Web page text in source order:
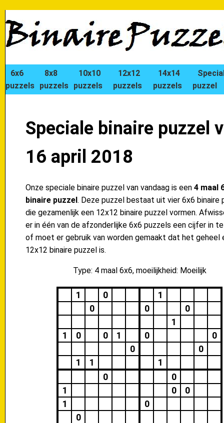
6x6
puzzels
8x8
puzzels
10x10
puzzels
12x12
puzzels
14x14
puzzels
puzzel
Speciale binaire puzzel
16 april 2018
Onze speciale binaire puzzel van vandaag is een 4 maal
binaire puzzel. Deze puzzel bestaat uit vier 6x6 binaire
die gezamenlijk een 12x12 binaire puzzel vormen.
er in één van de afzonderlijke 6x6 puzzels een cijfer in
of moet er gebruik van worden gemaakt dat het geheel
12x12 binaire puzzel is.
Type: 4 maal 6x6, moeilijkheid: Moeilijk
1 0
1
0
0
0
1
1
0 0 1 0
0
0
0
1
1
1
0
0
1
0
0
1
0
0